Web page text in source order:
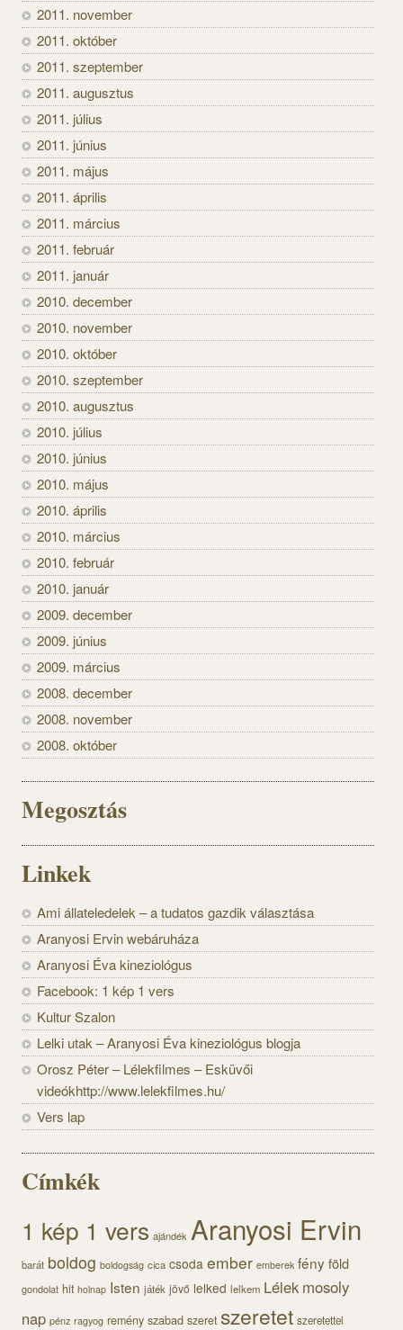
2011. november
2011. október
2011. szeptember
2011. augusztus
2011. július
2011. június
2011. május
2011. április
2011. március
2011. február
2011. január
2010. december
2010. november
2010. október
2010. szeptember
2010. augusztus
2010. július
2010. június
2010. május
2010. április
2010. március
2010. február
2010. január
2009. december
2009. június
2009. március
2008. december
2008. november
2008. október
Megosztás
Linkek
Ami állateledelek – a tudatos gazdik választása
Aranyosi Ervin webáruháza
Aranyosi Éva kineziológus
Facebook: 1 kép 1 vers
Kultur Szalon
Lelki utak – Aranyosi Éva kineziológus blogja
Orosz Péter – Lélekfilmes – Esküvői
videókhttp://www.lelekfilmes.hu/
Vers lap
Címkék
1 kép 1 vers ajándék Aranyosi Ervin
barát boldog boldogság cica csoda ember emberek fényföld
gondolat hit holnap Isten játék jövő lelked lelkem Lélek mosoly
nap pénz ragyog remény szabad szeret szeretet szeretettel